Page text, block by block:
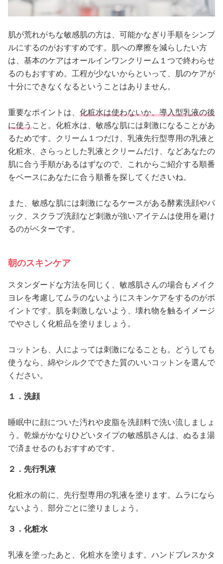
肌が荒れがちな敏感肌の方は、可能かなぎり手順をシンプ
ルにするのがおすすめです。肌への摩擦を減らしたい方
は、基本のケアはオールインワンクリーム１つで終わらせ
るのもおすすめ。工程が少ないからといって、肌のケアが
十分にできなくなるということはありません。
重要なポイントは、 化粧水は使わないか、導入型乳液の後
に使うこと。化粧水は、敏感な肌には刺激になることがあ
るためです。クリーム１つだけ、乳液先行型専用の乳液と
化粧水、さらっとした乳液とクリームだけ、などあなたの
肌に合う手順があるはずなので、これからご紹介する順番
をベースにあなたに合う順番を探してくださいね。
また、敏感な肌には刺激になるケースがある酵素洗顔やパ
ック、スクラブ洗顔など刺激が強いアイテムは使用を避け
るのがベターです。
朝のスキンケア
スタンダードな方法を同じく、敏感肌さんの場合もメイク
ヨレを考慮してムラのないようにスキンケアをするのがポ
イントです。肌を刺激しないよう、壊れ物を触るイメージ
でやさしく化粧品を塗りましょう。
コットンも、人によっては刺激になることも。どうしても
使うなら、綿やシルクでできた質のいいコットンを選んで
ください。
１．洗顔
睡眠中に顔についた汚れや皮脂を洗顔料で洗い流しましょ
う。乾燥がかなりひどいタイプの敏感肌さんは、ぬるま湯
で済ませるのもおすすめです。
２．先行乳液
化粧水の前に、先行型専用の乳液を塗ります。ムラになら
ないよう、部分ごとに塗りましょう。
３．化粧水
乳液を塗ったあと、化粧水を塗ります。ハンドプレスかタ